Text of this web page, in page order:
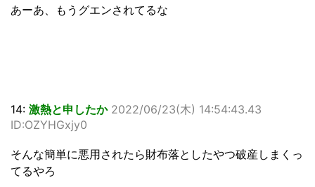
あーあ、もうグエンされてるな
14: 激熱と申したか 2022/06/23(木) 14:54:43.43
ID:OZYHGxjy0
そんな簡単に悪用されたら財布落としたやつ破産しまくっ
てるやろ